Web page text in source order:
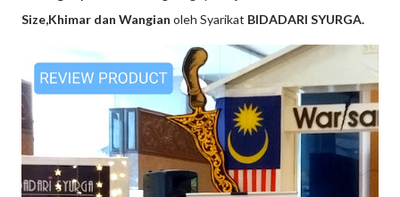
Size,Khimar dan Wangian oleh Syarikat BIDADARI SYURGA.